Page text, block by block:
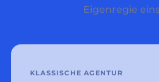
Eigenregie
KLASSISCHE AGENTUR